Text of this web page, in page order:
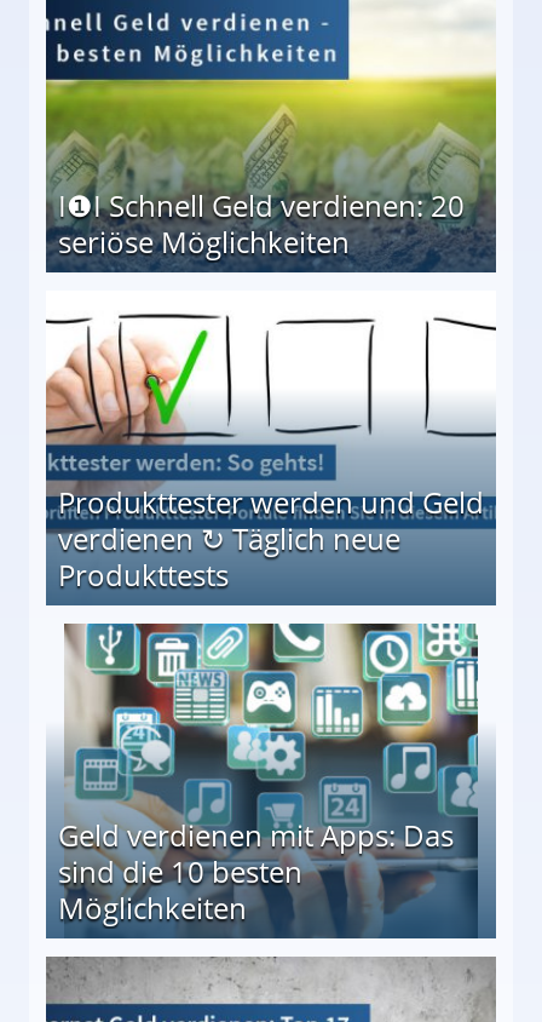
I❶I Schnell Geld verdienen: 20
seriöse Möglichkeiten
Produkttester werden und Geld
verdienen ↻ Täglich neue
Produkttests
↻ Täglich neue Produkttests
Geld verdienen mit Apps: Das
sind die 10 besten
Möglichkeiten
besten Möglichkeiten